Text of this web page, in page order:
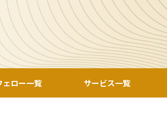
ェロー一覧 サービス一覧